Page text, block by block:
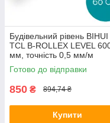
Будівельний рівень BIHUI
TCL B-ROLLEX LEVEL
мм, точність 0,5 мм/м
Готово до відправки
850 ₴ 894,74 ₴
Купити